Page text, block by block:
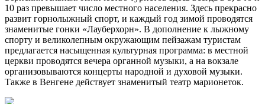
10 раз превышает число местного населения. Здесь прекрасно
развит горнолыжный спорт, и каждый год зимой проводятся
знаменитые гонки «Лауберхорн». В дополнение к лыжному
спорту и великолепным окружающим пейзажам туристам
предлагается насыщенная культурная программа: в местной
церкви проводятся вечера органной музыки, а на вокзале
организовываются концерты народной и духовой музыки.
Также в Венгене действует знаменитый театр марионеток.